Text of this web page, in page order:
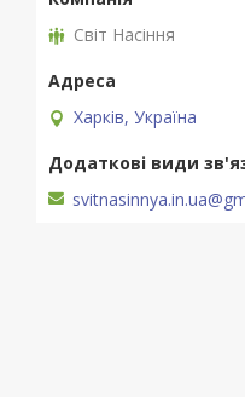
Світ Насіння
Харків, Україна